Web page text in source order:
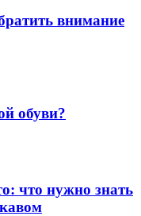
внимание
обуви?
что нужно знать